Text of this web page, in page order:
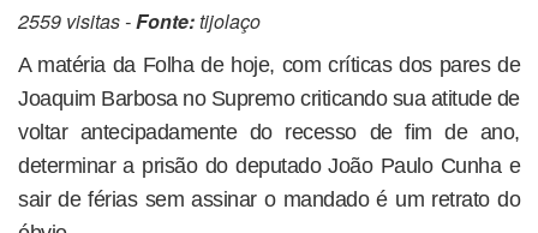
2559 visitas -Fonte:tijolaço
A matéria da Folha de hoje, com críticas dos pares de
Joaquim Barbosa no Supremo criticando sua atitude de
voltar antecipadamente do recesso de fim de ano,
determinar a prisão do deputado João Paulo Cunha e
sair de férias sem assinar o mandado é um retrato do